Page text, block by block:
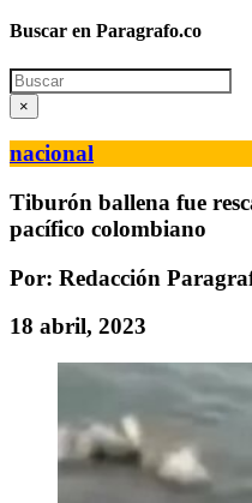
Buscar en Paragrafo.co
Search
×
nacional
Tiburón ballena fue
pacífico colombiano
Por: Redacción
18 abril, 2023